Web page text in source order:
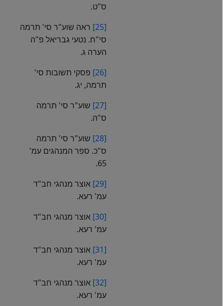
ס"ט.
[25]
ראה שוע"ר סי' תרמה
סי"ח. נטעי גבריאל פ"ה
הערה ג.
[26]
פסקי תשובות סי'
תרמה, יג.
[27]
שוע"ר סי' תרמה
ס"ה.
[28]
שוע"ר סי' תרמה
ס"כ. ספר המנהגים עמ'
65.
[29]
אוצר מנהגי חב"ד
עמ' רעא.
[30]
אוצר מנהגי חב"ד
עמ' רעא.
[31]
אוצר מנהגי חב"ד
עמ' רעא.
[32]
אוצר מנהגי חב"ד
עמ' רעא.